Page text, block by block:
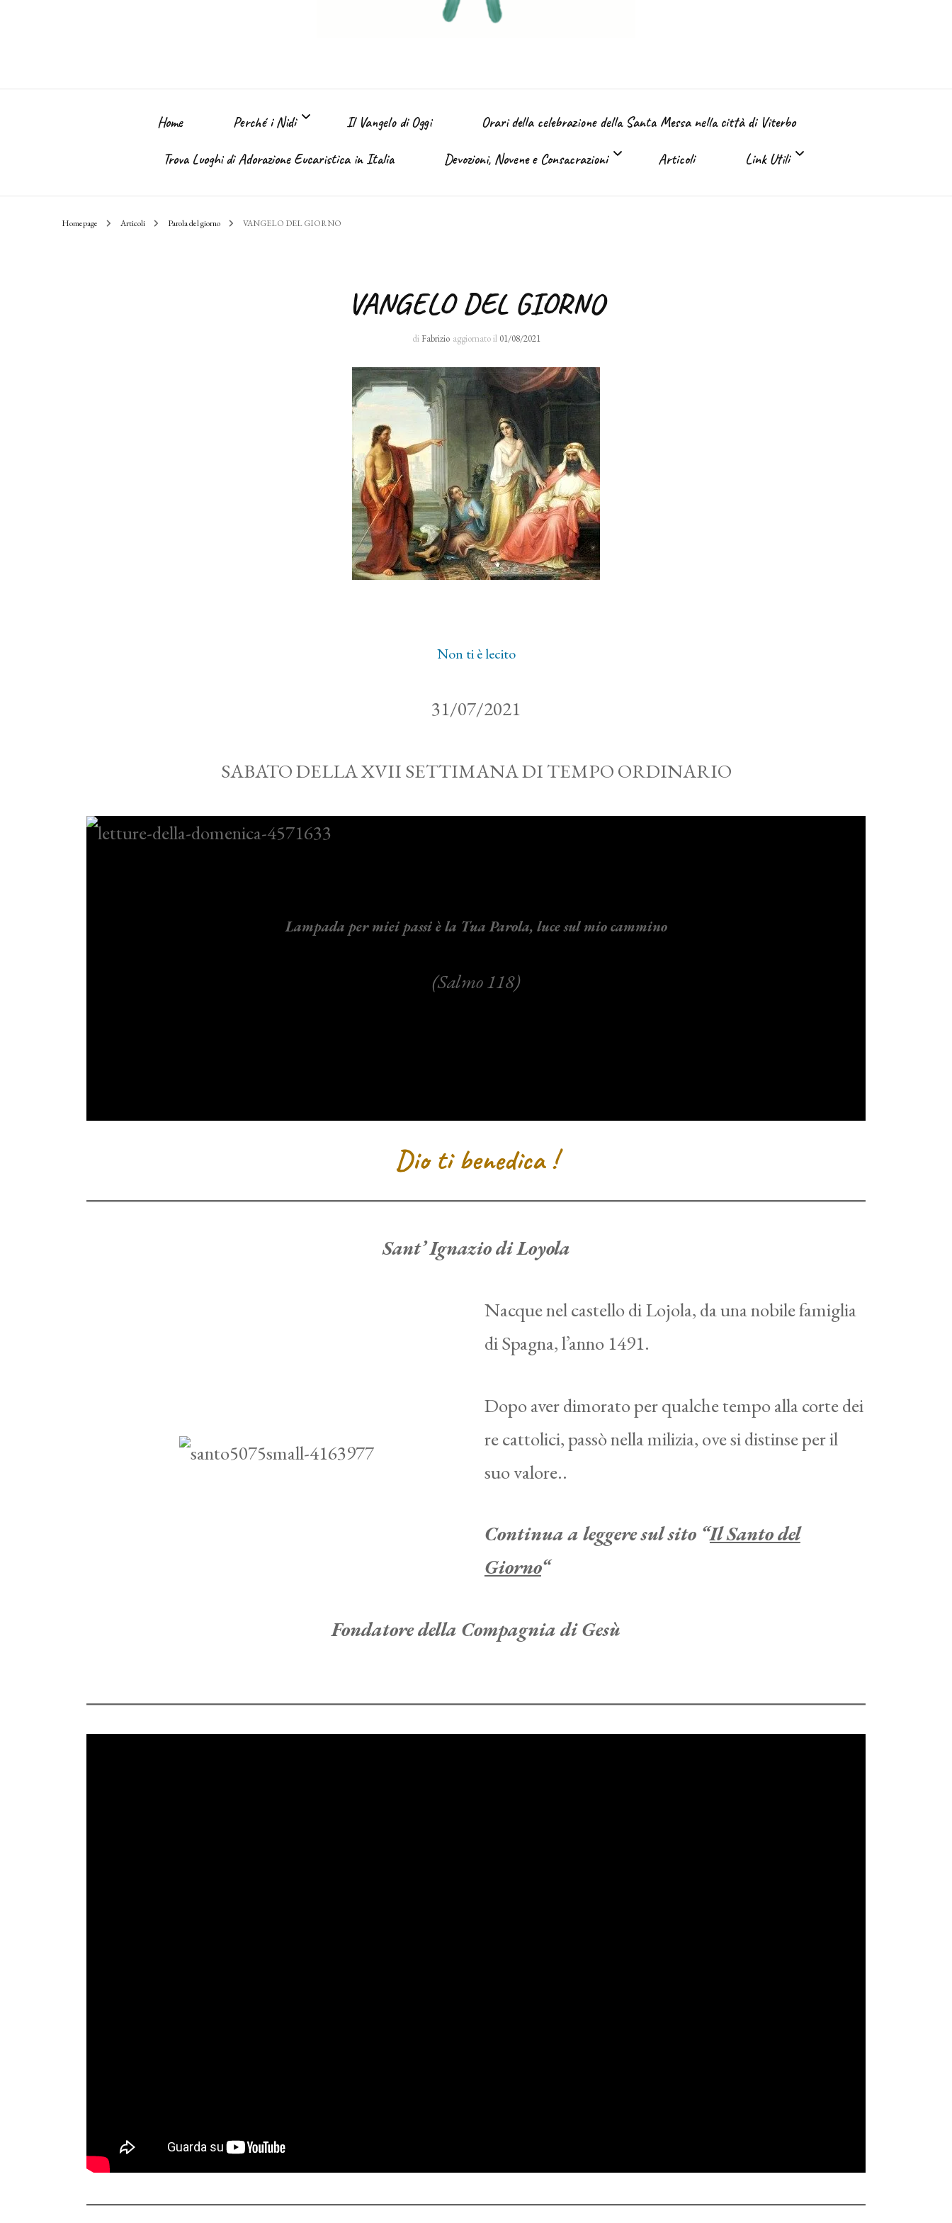
Home Perché i Nidi
Perché i Nidi dell’ Immacolata
Il Vangelo di Oggi Orari della celebrazione della Santa Messa nella città di Viterbo
Trova Luoghi di Adorazione Eucaristica in Italia Devozioni, Novene e Consacrazioni
Sacro Manto
Rosario 24 H
I primi cinque sabati del mese
Novena al Volto Santo
Via Crucis
Richieste di preghiera
Articoli Link Utili
Homepage Articoli Parola del giorno VANGELO DEL GIORNO
VANGELO DEL GIORNO
di Fabrizio aggiornato il 01/08/2021
Non ti è lecito
31/07/2021
SABATO DELLA XVII SETTIMANA DI TEMPO ORDINARIO
Lampada per miei passi è la Tua Parola, luce sul mio cammino
(Salmo 118)
Dio ti benedica !
Sant’ Ignazio di Loyola
Nacque nel castello di Lojola, da una nobile famiglia
di Spagna, l’anno 1491.
Dopo aver dimorato per qualche tempo alla corte dei
re cattolici, passò nella milizia, ove si distinse per il
suo valore..
Continua a leggere sul sito “Il Santo del
Giorno“
Fondatore della Compagnia di Gesù